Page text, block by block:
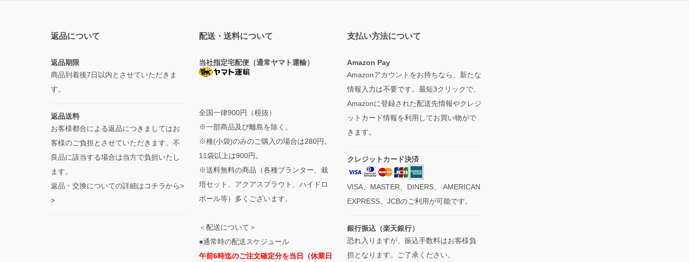
返品について
返品期限
商品到着後7日以内とさせていただきま
す。
返品送料
お客様都合による返品につきましてはお
客様のご負担とさせていただきます。不
良品に該当する場合は当方で負担いたし
ます。
返品・交換についての詳細はコチラから>
>
配送・送料について
当社指定宅配便（通常ヤマト運輸）
全国一律900円（税抜）
※一部商品及び離島を除く。
※種(小袋)のみのご購入の場合は280円。
11袋以上は900円。
※送料無料の商品（各種プランター、栽
培セット、アクアスプラウト、ハイドロ
ボール等）多くございます。
＜配送について＞
●通常時の配送スケジュール
午前6時迄のご注文確定分を当日（休業日
支払い方法について
Amazon Pay
Amazonアカウントをお持ちなら、新たな
情報入力は不要です。最短3クリックで、
Amazonに登録された配送先情報やクレジ
ットカード情報を利用してお買い物がで
きます。
クレジットカード決済
VISA、MASTER、DINERS、 AMERICAN
EXPRESS、JCBのご利用が可能です。
銀行振込（楽天銀行）
恐れ入りますが、振込手数料はお客様負
担となります。ご了承ください。